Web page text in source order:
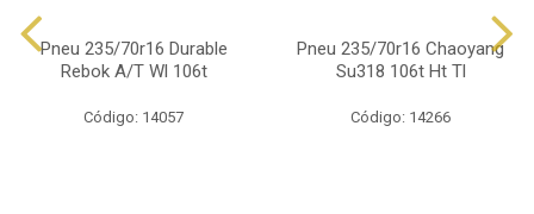
Pneu 235/70r16 Durable
Rebok A/T Wl 106t
Código: 14057
Pneu 235/70r16 Chaoyang
Su318 106t Ht Tl
Código: 14266